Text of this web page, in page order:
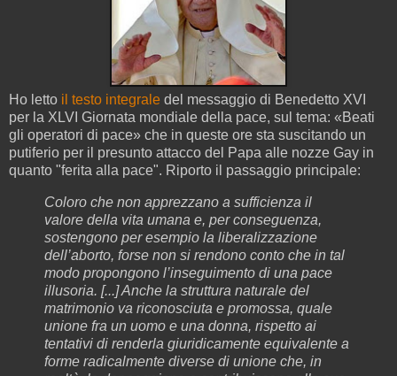
Ho letto il testo integrale del messaggio di Benedetto XVI
per la XLVI Giornata mondiale della pace, sul tema: «Beati
gli operatori di pace» che in queste ore sta suscitando un
putiferio per il presunto attacco del Papa alle nozze Gay in
quanto "ferita alla pace". Riporto il passaggio principale:
Coloro che non apprezzano a sufficienza il
valore della vita umana e, per conseguenza,
sostengono per esempio la liberalizzazione
dell’aborto, forse non si rendono conto che in tal
modo propongono l’inseguimento di una pace
illusoria. [...] Anche la struttura naturale del
matrimonio va riconosciuta e promossa, quale
unione fra un uomo e una donna, rispetto ai
tentativi di renderla giuridicamente equivalente a
forme radicalmente diverse di unione che, in